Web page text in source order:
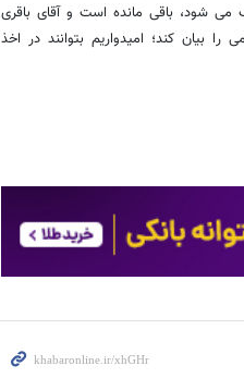
شود، باقی مانده است و آقای باقری
بیان کند؛ امیدواریم بتوانند در اخذ